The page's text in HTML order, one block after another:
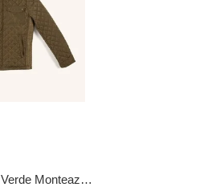
Chaqueta Sabana Verde Monteazul Chaqueta Sabana Verde Monteazul Talla S